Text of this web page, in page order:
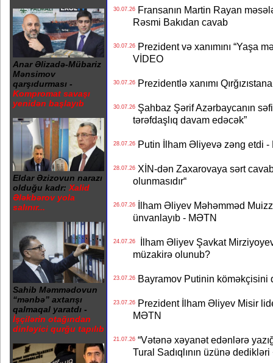
Anar Əlizadə-Mübariz
Mənsimov
qarşıdurması -
Kompromat savaşı
yenidən başlayıb
Eldar Əzizovun narazı
olduğu kadr: Xalid
Ələkbərov yola
salınır...
Sahib Məmmədovun
“mənbə” axtarışı
qalmaqal yaratdı -
İşçilərin otağından
dinləyici qurğu tapılıb
30.07.26Fransanın Martin Rayan
Rəsmi Bakıdan cavab
30.07.26Prezident və xanımını “Yaşa
VİDEO
30.07.26Prezidentlə xanımı
30.07.26Şahbaz Şərif Azərbaycanın
tərəfdaşlıq davam edəcək”
28.07.26Putin İlham Əliyevə zəng etdi -
28.07.26XİN-dən Zaxarovaya sərt
olunmasıdır“
26.07.26İlham Əliyev Məhəmməd
ünvanlayıb - MƏTN
24.07.26İlham Əliyev Şavkat
müzakirə olunub?
23.07.26Bayramov Putinin köməkçisini
23.07.26Prezident İlham Əliyev Misir
MƏTN
21.07.26“Vətənə xəyanət edənlərə
Tural Sadıqlının üzünə